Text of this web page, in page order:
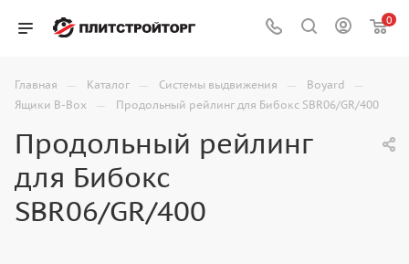
0
Главная — Каталог — Системы выдвижения — Boyard —
Ящики B-Box — Продольный рейлинг для Бибокс SBR06/GR/400
Продольный рейлинг
для Бибокс
SBR06/GR/400